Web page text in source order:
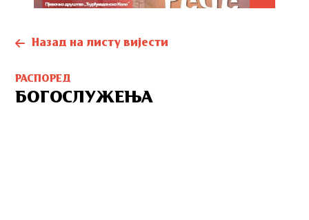
Назад на листу вијести
РАСПОРЕД
БОГОСЛУЖЕЊА